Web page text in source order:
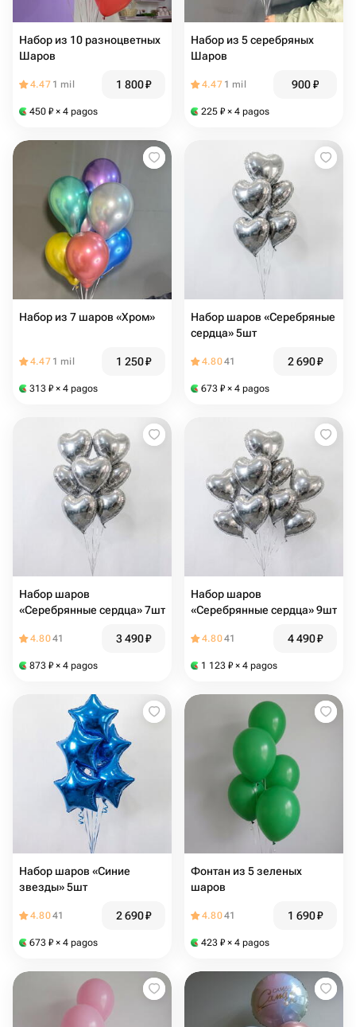
Набор из 10 разноцветных
Шаров
4.47 1 mil 1 800₽
450 ₽ × 4 pagos
Набор из 5 серебряных
Шаров
4.47 1 mil 900₽
225 ₽ × 4 pagos
Набор из 7 шаров «Хром»
4.47 1 mil 1 250₽
313 ₽ × 4 pagos
Набор шаров «Серебряные
сердца» 5шт
4.8041 2 690₽
673 ₽ × 4 pagos
Набор шаров
«Серебрянные сердца» 7шт
4.8041 3 490₽
873 ₽ × 4 pagos
Набор шаров
«Серебрянные сердца» 9шт
4.8041 4 490₽
1 123 ₽ × 4 pagos
Набор шаров «Синие
звезды» 5шт
4.8041 2 690₽
673 ₽ × 4 pagos
Фонтан из 5 зеленых
шаров
4.8041 1 690₽
423 ₽ × 4 pagos